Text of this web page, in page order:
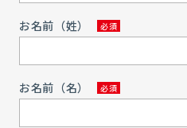
お名前（姓）
お名前（名）